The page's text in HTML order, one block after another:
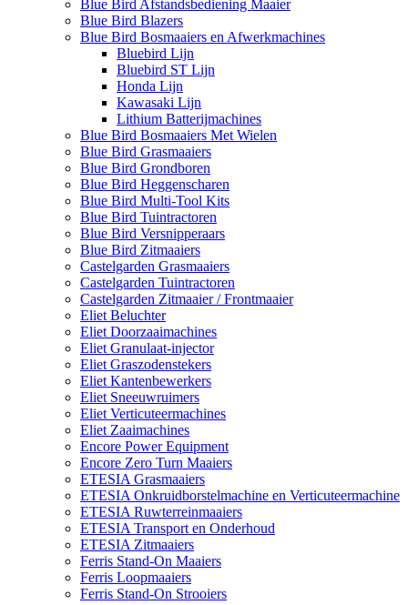
Blue Bird Afstandsbediening Maaier
Blue Bird Blazers
Blue Bird Bosmaaiers en Afwerkmachines
Bluebird Lijn
Bluebird ST Lijn
Honda Lijn
Kawasaki Lijn
Lithium Batterijmachines
Blue Bird Bosmaaiers Met Wielen
Blue Bird Grasmaaiers
Blue Bird Grondboren
Blue Bird Heggenscharen
Blue Bird Multi-Tool Kits
Blue Bird Tuintractoren
Blue Bird Versnipperaars
Blue Bird Zitmaaiers
Castelgarden Grasmaaiers
Castelgarden Tuintractoren
Castelgarden Zitmaaier / Frontmaaier
Eliet Beluchter
Eliet Doorzaaimachines
Eliet Granulaat-injector
Eliet Graszodenstekers
Eliet Kantenbewerkers
Eliet Sneeuwruimers
Eliet Verticuteermachines
Eliet Zaaimachines
Encore Power Equipment
Encore Zero Turn Maaiers
ETESIA Grasmaaiers
ETESIA Onkruidborstelmachine en Verticuteermachine
ETESIA Ruwterreinmaaiers
ETESIA Transport en Onderhoud
ETESIA Zitmaaiers
Ferris Stand-On Maaiers
Ferris Loopmaaiers
Ferris Stand-On Strooiers